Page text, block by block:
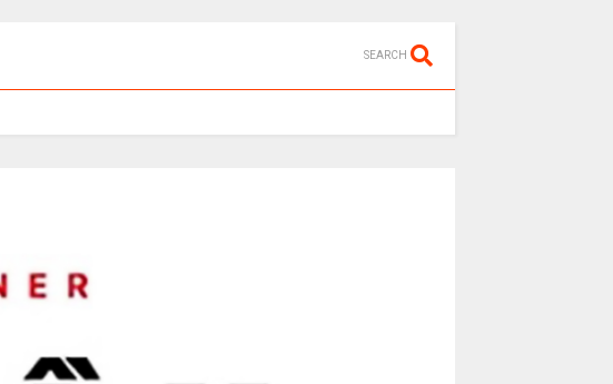
SEARCH